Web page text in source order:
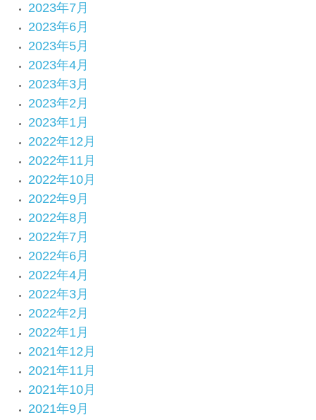
2023年7月
2023年6月
2023年5月
2023年4月
2023年3月
2023年2月
2023年1月
2022年12月
2022年11月
2022年10月
2022年9月
2022年8月
2022年7月
2022年6月
2022年4月
2022年3月
2022年2月
2022年1月
2021年12月
2021年11月
2021年10月
2021年9月